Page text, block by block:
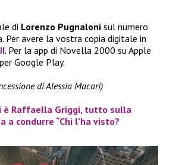
di Lorenzo Pugnaloni sul numero
Per avere la vostra copia digitale in
. Per la app di Novella 2000 su Apple
per Google Play.
di Alessia Macari)
è Raffaella Griggi, tutto sulla
condurre “Chi l’ha visto?